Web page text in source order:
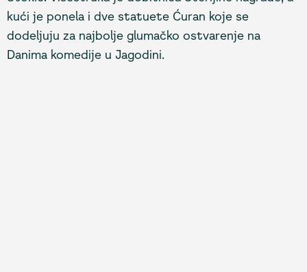
kući je ponela i dve statuete Ćuran koje se
dodeljuju za najbolje glumačko ostvarenje na
Danima komedije u Jagodini.